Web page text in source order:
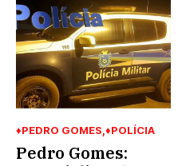
♦PEDRO GOMES ♦POLÍCIA
Pedro Gomes: